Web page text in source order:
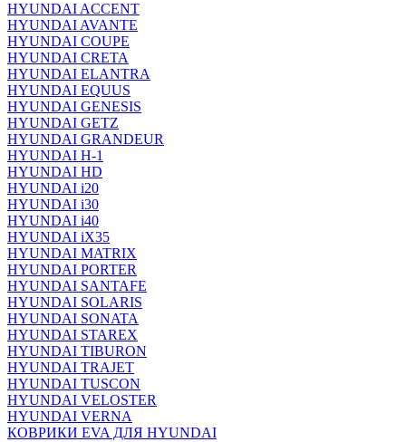
HYUNDAI ACCENT
HYUNDAI AVANTE
HYUNDAI COUPE
HYUNDAI CRETA
HYUNDAI ELANTRA
HYUNDAI EQUUS
HYUNDAI GENESIS
HYUNDAI GETZ
HYUNDAI GRANDEUR
HYUNDAI H-1
HYUNDAI HD
HYUNDAI i20
HYUNDAI i30
HYUNDAI i40
HYUNDAI iX35
HYUNDAI MATRIX
HYUNDAI PORTER
HYUNDAI SANTAFE
HYUNDAI SOLARIS
HYUNDAI SONATA
HYUNDAI STAREX
HYUNDAI TIBURON
HYUNDAI TRAJET
HYUNDAI TUSCON
HYUNDAI VELOSTER
HYUNDAI VERNA
КОВРИКИ EVA ДЛЯ HYUNDAI